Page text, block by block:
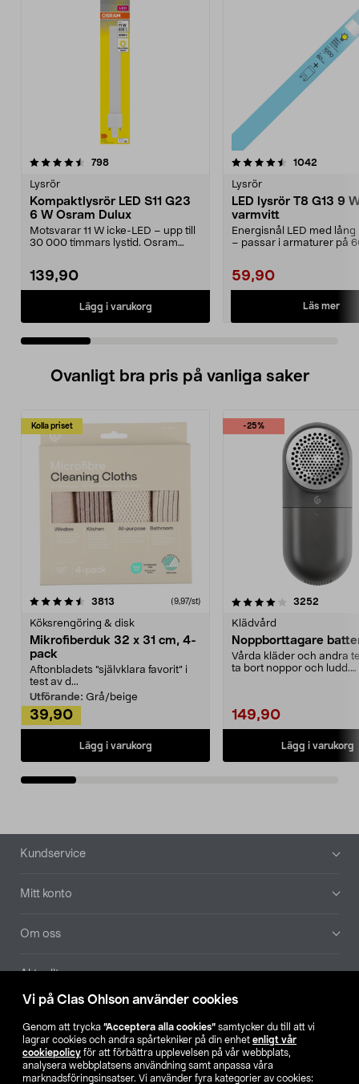
Vi på Clas Ohlson använder cookies
Genom att trycka ”Acceptera alla cookies” samtycker du till att vi
lagrar cookies och andra spårtekniker på din enhet enligt vår
cookiepolicy för att förbättra upplevelsen på vår webbplats,
analysera webbplatsens användning samt anpassa våra
marknadsföringsinsatser. Vi använder fyra kategorier av cookies:
798recensioner
Lysrör
Kompaktlysrör LED S11 G23
6 W Osram Dulux
Motsvarar 11 W icke-LED – upp till
30 000 timmars lystid. Osram
139,90
Lägg i varukorg
4.5 av 5 stjärnor 1042
Lysrör
LED lysrör T8 G13 9
varmvitt
Energisnål LED med
– passar i armaturer på
59,90
Läs mer
4.5 av 5 stjärnor
Ovanligt bra pris på vanliga saker
Kolla priset
3813 (9,97/st)
Köksrengöring & disk
Mikrofiberduk 32 x 31 cm, 4-
pack
Aftonbladets "självklara favorit” i
test av d...
Utförande: Grå/beige
39,90
Lägg i varukorg
-25%
4.0av 5 stjärnor 3252
Klädvård
Noppborttagare
Vårda kläder och andra
ta bort noppor och ludd.
149,90
Lägg i varukorg
4.5av 5 stjärnor
Sidfot
Kundservice
Mitt konto
Om oss
Aktuellt
Hitta butik